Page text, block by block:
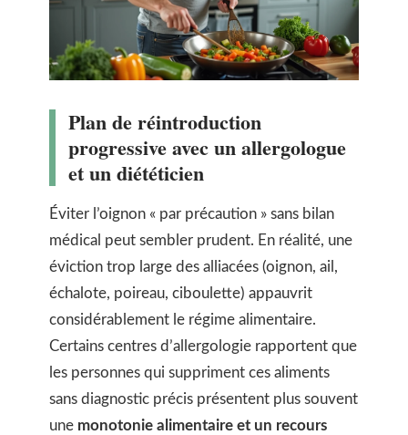
Plan de réintroduction
progressive avec un allergologue
et un diététicien
Éviter l’oignon « par précaution » sans bilan
médical peut sembler prudent. En réalité, une
éviction trop large des alliacées (oignon, ail,
échalote, poireau, ciboulette) appauvrit
considérablement le régime alimentaire.
Certains centres d’allergologie rapportent que
les personnes qui suppriment ces aliments
sans diagnostic précis présentent plus souvent
une monotonie alimentaire et un recours